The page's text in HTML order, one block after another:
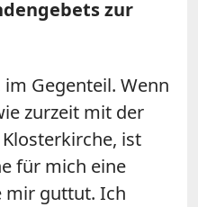
zur
im Gegenteil. Wenn
zurzeit mit der
ist
für mich eine
mir guttut. Ich